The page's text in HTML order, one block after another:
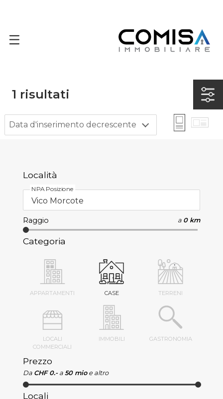
1 risultati
Data d'inserimento decrescente
Località
NPA Posizione
Raggio a 0 km
Categoria
APPARTAMENTI CASE TERRENI
LOCALI
COMMERCIALI
IMMOBILI GASTRONOMIA
Prezzo
Da CHF 0.- a 50 mio e altro
Locali